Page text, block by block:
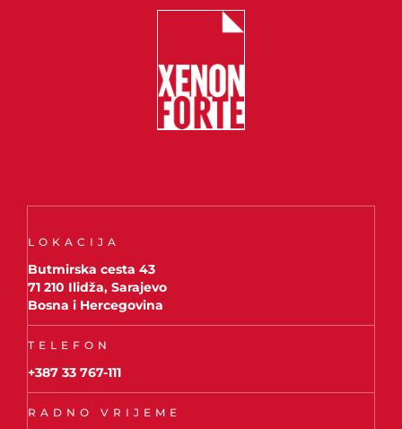
LOKACIJA
Butmirska cesta 43
71 210 Ilidža, Sarajevo
Bosna i Hercegovina
TELEFON
+387 33 767-111
RADNO VRIJEME